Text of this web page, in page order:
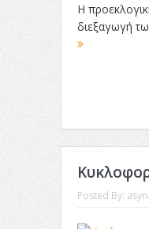
Η
διεξαγωγή
Posted By: